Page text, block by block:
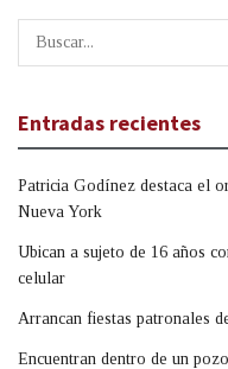
Entradas recientes
Patricia Godínez destaca el
Nueva York
Ubican a sujeto de 16 años
celular
Arrancan fiestas patronales
Encuentran dentro de un